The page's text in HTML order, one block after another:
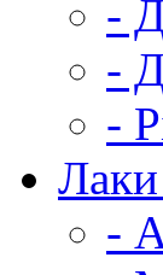
-
-
-
-